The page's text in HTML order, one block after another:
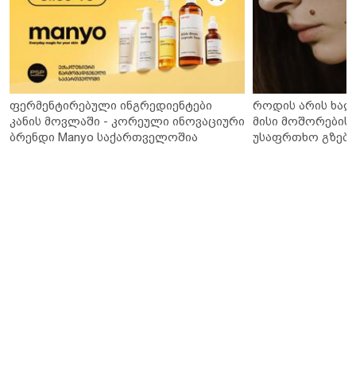
ფერმენტირებული ინგრედიენტები
კანის მოვლაში - კორეული ინოვაციური
ბრენდი Manyo საქართველოშია
როდის არის
მისი მოშორების
უსაფრთხო გზები